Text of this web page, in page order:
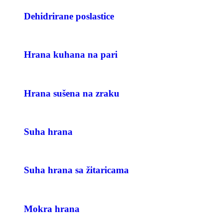
Dehidrirane poslastice
Hrana kuhana na pari
Hrana sušena na zraku
Suha hrana
Suha hrana sa žitaricama
Mokra hrana